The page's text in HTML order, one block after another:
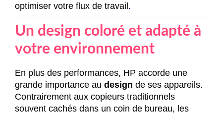
optimiser votre flux de travail.
Un design coloré et adapté à
votre environnement
En plus des performances, HP accorde une
grande importance au design de ses appareils.
Contrairement aux copieurs traditionnels
souvent cachés dans un coin de bureau, les